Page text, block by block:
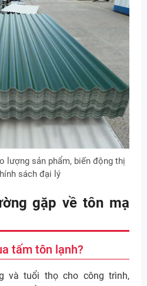
lượng sản phẩm, biến động thị
sách đại lý
gặp về tôn mạ
tấm tôn lạnh?
và tuổi thọ cho công trình,